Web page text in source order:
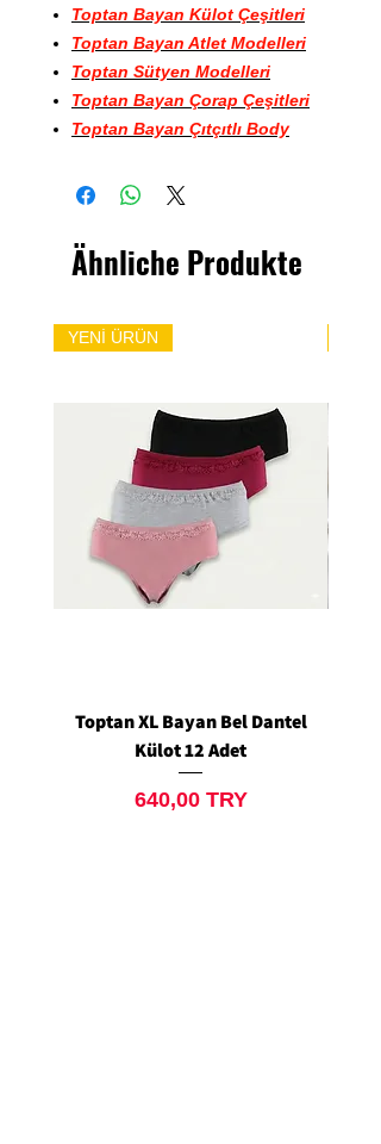
Toptan Bayan Külot Çeşitleri
Toptan Bayan Atlet Modelleri
Toptan Sütyen Modelleri
Toptan Bayan Çorap Çeşitleri
Toptan Bayan Çıtçıtlı Body
Ähnliche Produkte
YENİ ÜRÜN
Toptan XL Bayan Bel Dantel
Külot 12 Adet
Preis
640,00 TRY